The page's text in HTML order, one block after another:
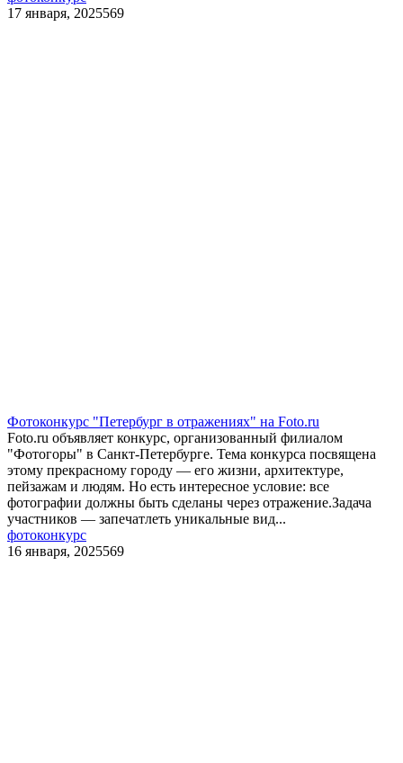
17 января, 2025569
Фотоконкурс "Петербург в отражениях" на Foto.ru
Foto.ru объявляет конкурс, организованный филиалом
"Фотогоры" в Санкт-Петербурге. Тема конкурса посвящена
этому прекрасному городу — его жизни, архитектуре,
пейзажам и людям. Но есть интересное условие: все
фотографии должны быть сделаны через отражение.Задача
участников — запечатлеть уникальные вид...
фотоконкурс
16 января, 2025569